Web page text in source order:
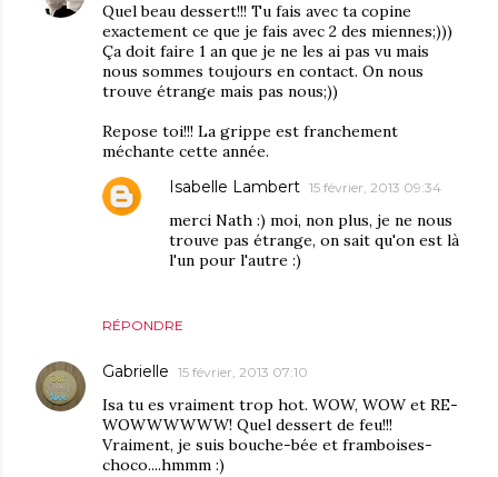
Quel beau dessert!!! Tu fais avec ta copine
exactement ce que je fais avec 2 des miennes;)))
Ça doit faire 1 an que je ne les ai pas vu mais
nous sommes toujours en contact. On nous
trouve étrange mais pas nous;))
Repose toi!!! La grippe est franchement
méchante cette année.
RÉPONDRE
Isabelle Lambert 15 février, 2013 09:34
merci Nath :) moi, non plus, je ne nous
trouve pas étrange, on sait qu'on est là
l'un pour l'autre :)
Gabrielle 15 février, 2013 07:10
Isa tu es vraiment trop hot. WOW, WOW et RE-
WOWWWWWW! Quel dessert de feu!!!
Vraiment, je suis bouche-bée et framboises-
choco....hmmm :)